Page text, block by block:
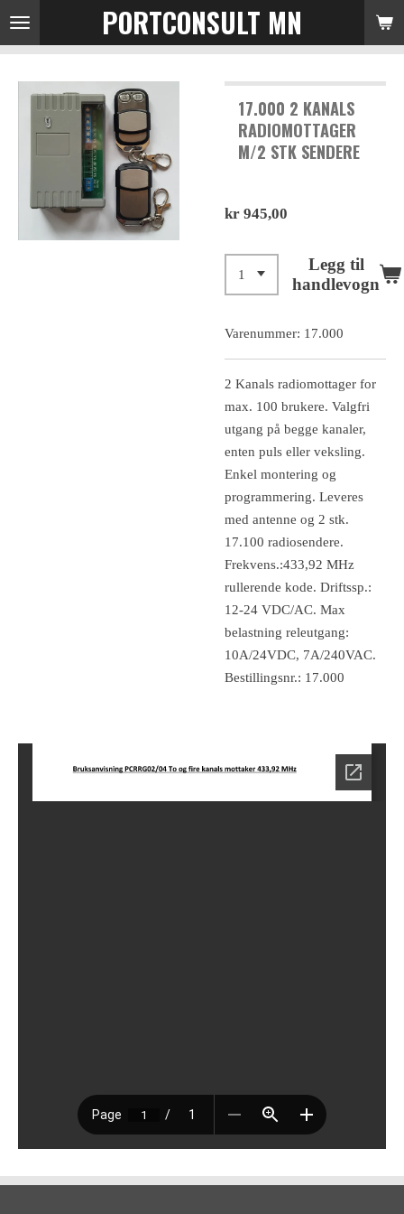
Gå
til
PORTCONSULT MN
17.000 2 KANALS
RADIOMOTTAGER
M/2 STK SENDERE
kr 945,00
Legg til
handlevogn
Varenummer: 17.000
2 Kanals radiomottager for
max. 100 brukere. Valgfri
utgang på begge kanaler,
enten puls eller veksling.
Enkel montering og
programmering. Leveres
med antenne og 2 stk.
17.100 radiosendere.
Frekvens.:433,92 MHz
rullerende kode. Driftssp.:
12-24 VDC/AC. Max
belastning releutgang:
10A/24VDC, 7A/240VAC.
Bestillingsnr.: 17.000